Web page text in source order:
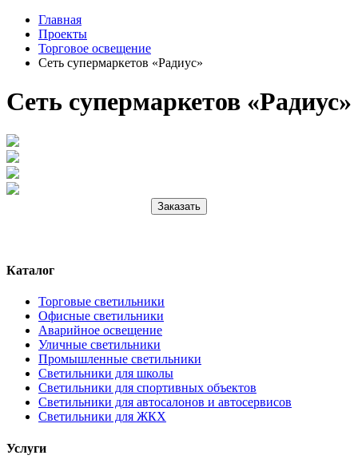
Главная
Проекты
Торговое освещение
Сеть супермаркетов «Радиус»
Сеть супермаркетов «Радиус»
Заказать
Каталог
Торговые светильники
Офисные светильники
Аварийное освещение
Уличные светильники
Промышленные светильники
Светильники для школы
Светильники для спортивных объектов
Светильники для автосалонов и автосервисов
Светильники для ЖКХ
Услуги